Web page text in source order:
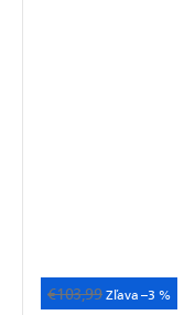
+ 3 roky záruka
€103,99 –3 %